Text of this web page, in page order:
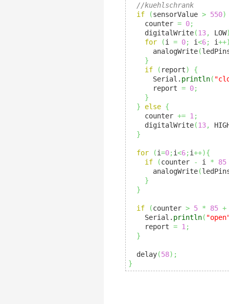
//kuehlschrank
if
(sensorValue > 550)
    counter
= 0;
    digitalWrite
(13, LOW
for
(i = 0; i<6; i++
      analogWrite
(
}
if
( report)
{
      Serial.
println(
      report
= 0;
}
}
else {
    counter
+= 1 ;
    digitalWrite
(13,
}
for (i=0;i<6;i++){
if
(counter - i *
85
      analogWrite
(
}
}
if (counter > 5 * 85 +
    Serial.
println(
    report
= 1 ;
}
  delay
(58) ;
}